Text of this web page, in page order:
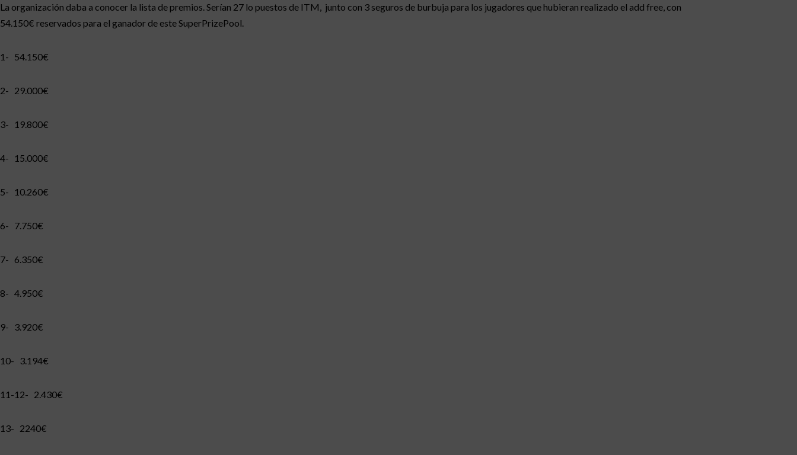
La organización daba a conocer la lista de premios. Serían 27 lo puestos de ITM, junto con 3 seguros de burbuja para los jugadores que hubieran realizado el add free, con
54.150€ reservados para el ganador de este SuperPrizePool.
1- 54.150€
2- 29.000€
3- 19.800€
4- 15.000€
5- 10.260€
6- 7.750€
7- 6.350€
8- 4.950€
9- 3.920€
10- 3.194€
11-12- 2.430€
13- 2240€